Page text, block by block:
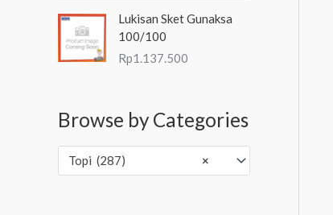
Lukisan Sket Gunaksa
100/100
Rp1.137.500
Browse by Categories
×
Topi (287)